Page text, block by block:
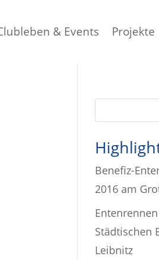
& Events Projekte
Benefiz-
2016 am
Städtischen
Leibnitz